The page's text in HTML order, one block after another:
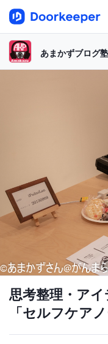
あまかずブログ塾
思考整理・ア
「セルフケア